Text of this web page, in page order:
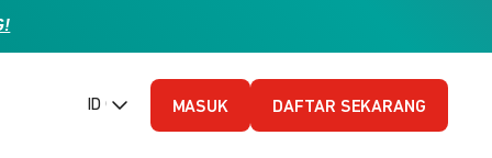
ID (Bahasa Indonesia)
MASUK DAFTAR SEKARANG